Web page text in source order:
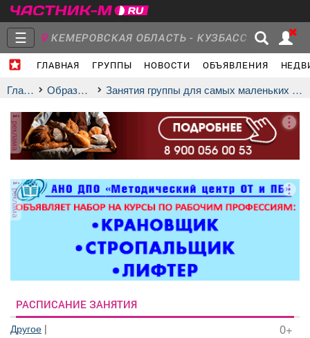
☰ КЕМЕРОВСКАЯ ОБЛАСТЬ - КУЗБАСС
ГЛАВНАЯ ГРУППЫ НОВОСТИ ОБЪЯВЛЕНИЯ
Объявления Недвижимость Услуги
Афиша Обучение Проекты
Главная образование Занятия группы для самых маленьких «Вместе с мамой»
реклама
реклама
РАСПИСАНИЕ ЗАНЯТИЯ
Другое | 0+